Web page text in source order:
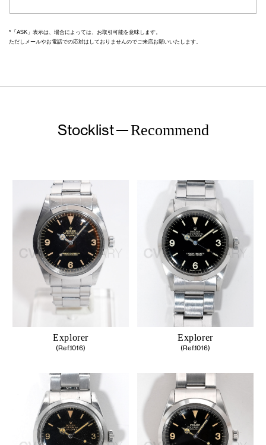
*「ASK」表示は、場合によっては、お取引可能を意味します。
ただしメールやお電話での応対はしておりませんのでご来店お願いいたします。
Stocklist Recommend
Explorer
(Ref.1016)
Explorer
(Ref.1016)